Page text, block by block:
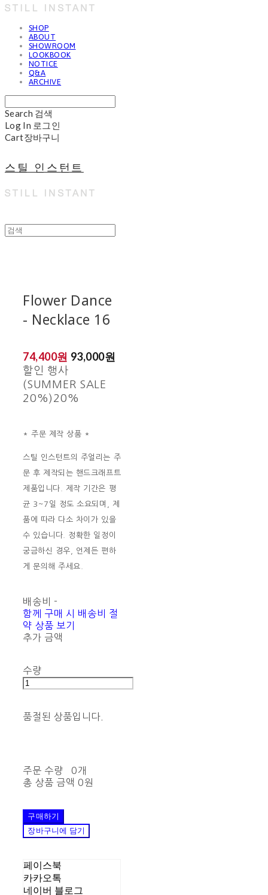
SHOP
ABOUT
SHOWROOM
LOOKBOOK
NOTICE
Q&A
ARCHIVE
Search 검색
Log In 로그인
Cart장바구니
스틸 인스턴트
Flower Dance
- Necklace 16
74,400원 93,000원
할인 행사
(SUMMER SALE
20%) 20%
* 주문 제작 상품 *
스틸 인스턴트의 주얼리는 주
문 후 제작되는 핸드크래프트
제품입니다. 제작 기간은 평
균 3~7일 정도 소요되며, 제
품에 따라 다소 차이가 있을
수 있습니다. 정확한 일정이
궁금하신 경우, 언제든 편하
게 문의해 주세요.
배송비 -
함께 구매 시 배송비 절
약 상품 보기
추가 금액
수량
품절된 상품입니다.
주문 수량
0개
총 상품 금액 0원
구매하기
장바구니에 담기
페이스북
카카오톡
네이버 블로그